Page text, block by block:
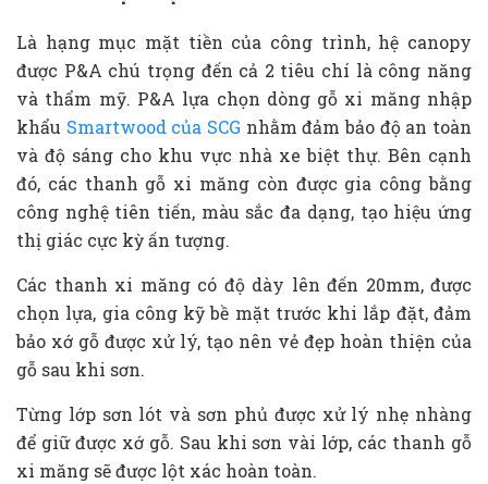
Là hạng mục mặt tiền của công trình, hệ canopy
được P&A chú trọng đến cả 2 tiêu chí là công năng
và thẩm mỹ. P&A lựa chọn dòng gỗ xi măng nhập
khẩu Smartwood của SCG nhằm đảm bảo độ an toàn
và độ sáng cho khu vực nhà xe biệt thự. Bên cạnh
đó, các thanh gỗ xi măng còn được gia công bằng
công nghệ tiên tiến, màu sắc đa dạng, tạo hiệu ứng
thị giác cực kỳ ấn tượng.
Các thanh xi măng có độ dày lên đến 20mm, được
chọn lựa, gia công kỹ bề mặt trước khi lắp đặt, đảm
bảo xớ gỗ được xử lý, tạo nên vẻ đẹp hoàn thiện của
gỗ sau khi sơn.
Từng lớp sơn lót và sơn phủ được xử lý nhẹ nhàng
để giữ được xớ gỗ. Sau khi sơn vài lớp, các thanh gỗ
xi măng sẽ được lột xác hoàn toàn.